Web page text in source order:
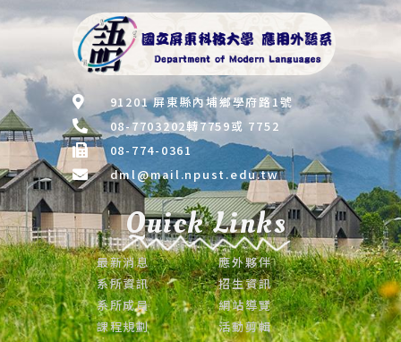
91201 屏東縣內埔鄉學府路1號
08-7703202轉7759或 7752
08-774-0361
dml@mail.npust.edu.tw
Quick Links
最新消息
系所資訊
系所成員
課程規劃
應外夥伴
招生資訊
網站導覽
活動剪輯